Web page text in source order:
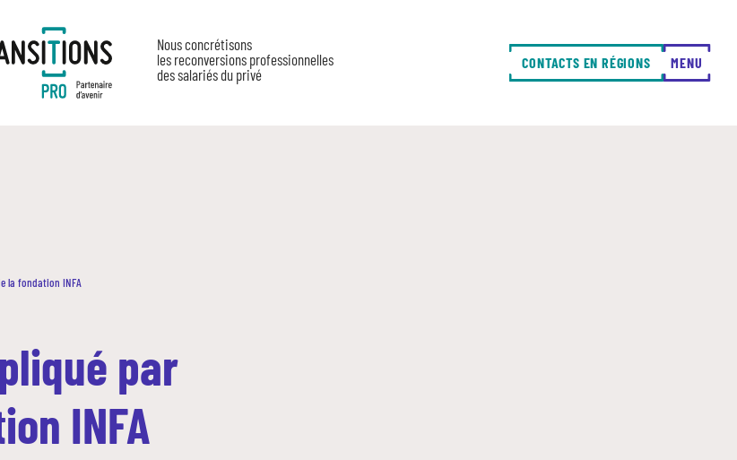
Nous concrétisons
les reconversions professionnelles
des salariés du privé
CONTACTS EN RÉGIONS MENU
FERMER
la fondation INFA
par
INFA